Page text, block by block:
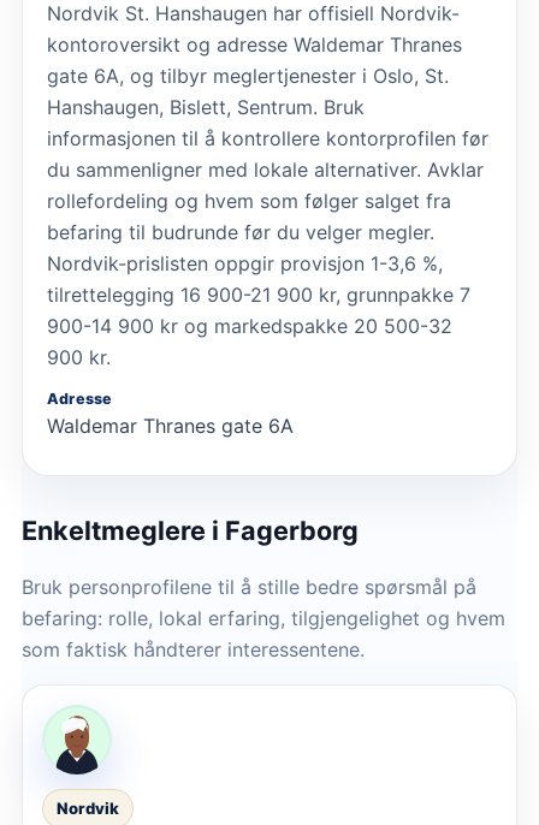
Nordvik St. Hanshaugen har offisiell Nordvik-
kontoroversikt og adresse Waldemar Thranes
gate 6A, og tilbyr meglertjenester i Oslo, St.
Hanshaugen, Bislett, Sentrum. Bruk
informasjonen til å kontrollere kontorprofilen før
du sammenligner med lokale alternativer. Avklar
rollefordeling og hvem som følger salget fra
befaring til budrunde før du velger megler.
Nordvik-prislisten oppgir provisjon 1-3,6 %,
tilrettelegging 16 900-21 900 kr, grunnpakke 7
900-14 900 kr og markedspakke 20 500-32
900 kr.
Adresse
Waldemar Thranes gate 6A
Enkeltmeglere i Fagerborg
Bruk personprofilene til å stille bedre spørsmål på
befaring: rolle, lokal erfaring, tilgjengelighet og hvem
som faktisk håndterer interessentene.
Nordvik